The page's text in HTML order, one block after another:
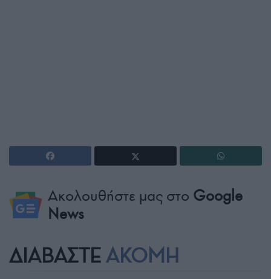
Ακολουθήστε μας στο Google
News
ΔΙΑΒΑΣΤΕ ΑΚΟΜΗ